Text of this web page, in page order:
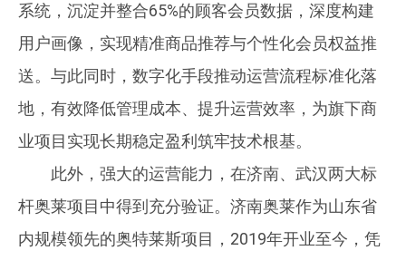
系统，沉淀并整合65%的顾客会员数据，深度构建
用户画像，实现精准商品推荐与个性化会员权益推
送。与此同时，数字化手段推动运营流程标准化落
地，有效降低管理成本、提升运营效率，为旗下商
业项目实现长期稳定盈利筑牢技术根基。
此外，强大的运营能力，在济南、武汉两大标
杆奥莱项目中得到充分验证。济南奥莱作为山东省
内规模领先的奥特莱斯项目，2019年开业至今，凭